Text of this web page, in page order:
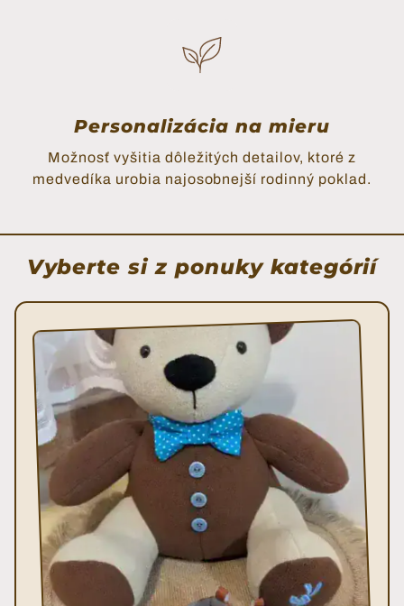
Personalizácia na mieru
Možnosť vyšitia dôležitých detailov, ktoré z
medvedíka urobia najosobnejší rodinný poklad.
Vyberte si z ponuky kategórií